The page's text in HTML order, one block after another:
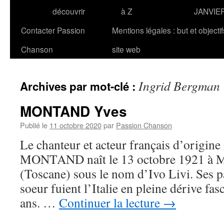
découvrir
à Z
Contacter Passion
Chanson
Mentions légales : but et
site web
Archives par mot-clé : Ingrid Bergman
MONTAND Yves
Publié le 11 octobre 2020par Passion Chanson
Le chanteur et acteur français
MONTAND naît le 13 octobre 1921 à
(Toscane) sous le nom d’Ivo Livi. Ses
soeur fuient l’Italie en pleine dérive
ans. … Continuer la lecture →